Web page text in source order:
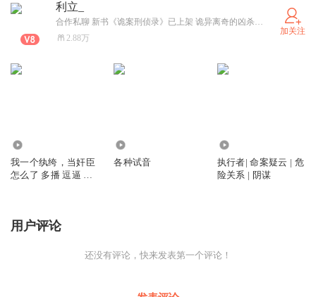
利立_
合作私聊 新书《诡案刑侦录》已上架 诡异离奇的凶杀案，血腥 烧脑 多播，优秀CV倾情演绎，欢迎朋友们来听，
2.88万
加关注
我一个纨绔，当奸臣
怎么了 多播 逗逼 热
各种试音
执行者| 命案疑云 | 危
险关系 | 阴谋
用户评论
还没有评论，快来发表第一个评论！